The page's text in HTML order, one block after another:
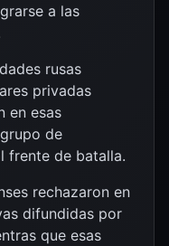
a las
rusas
privadas
en esas
de
frente de batalla.
rechazaron en
difundidas por
que esas